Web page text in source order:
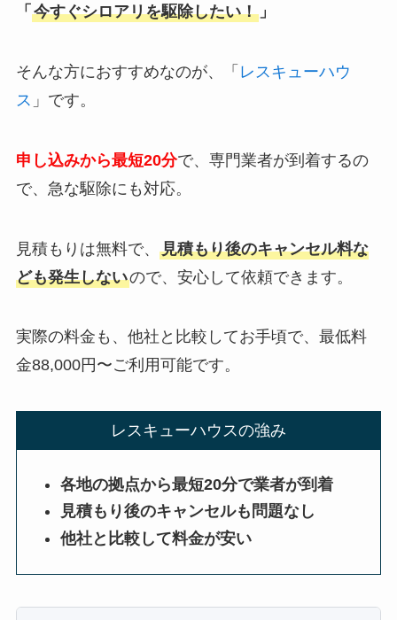
「 今すぐシロアリを駆除したい！」
そんな方におすすめなのが、「 レスキューハウ
ス 」です。
申し込みから最短20分で、専門業者が到着するの
で、急な駆除にも対応。
見積もりは無料で、 見積もり後のキャンセル料な
ども発生しないので、安心して依頼できます。
実際の料金も、他社と比較してお手頃で、最低料
金88,000円〜ご利用可能です。
レスキューハウスの強み
各地の拠点から最短20分で業者が到着
見積もり後のキャンセルも問題なし
他社と比較して料金が安い